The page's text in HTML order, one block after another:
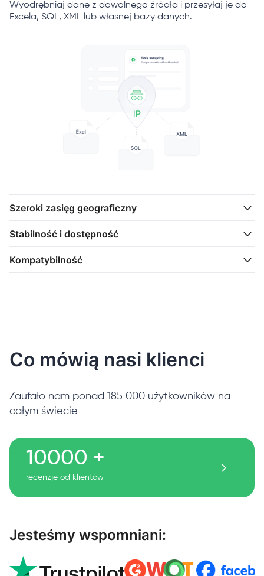
Wyodrębniaj dane z dowolnego źródła i przesyłaj je do
Excela, SQL, XML lub własnej bazy danych.
Szeroki zasięg geograficzny
Stabilność i dostępność
Kompatybilność
Co mówią nasi klienci
Zaufało nam ponad 185 000 użytkowników na
całym świecie
10000 +
recenzje od klientów
Jesteśmy wspomniani: